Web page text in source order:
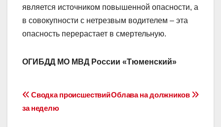
является источником повышенной опасности, а
в совокупности с нетрезвым водителем – эта
опасность перерастает в смертельную.
ОГИБДД МО МВД России «Тюменский»
Навигация
по
Облава на должников
Сводка происшествий
за неделю